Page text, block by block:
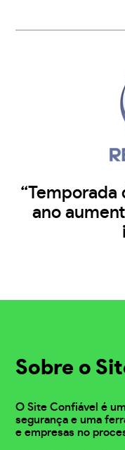
ano
Sobre o
O Site Confiável é
segurança e uma
e empresas no